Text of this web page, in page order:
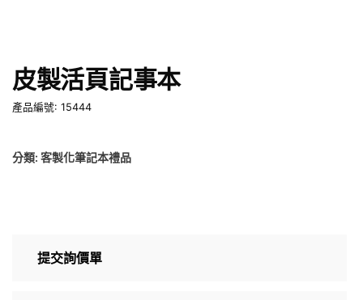
皮製活頁記事本
產品編號: 15444
分類: 客製化筆記本禮品
提交詢價單